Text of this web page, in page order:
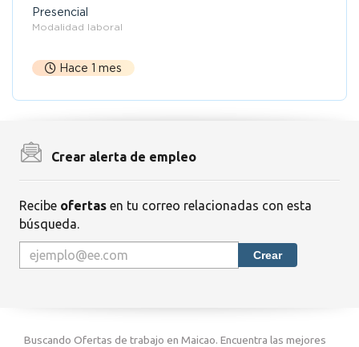
Presencial
Modalidad laboral
Hace 1 mes
Crear alerta de empleo
Recibe ofertas en tu correo relacionadas con esta
búsqueda.
Crear
Buscando Ofertas de trabajo en Maicao. Encuentra las mejores